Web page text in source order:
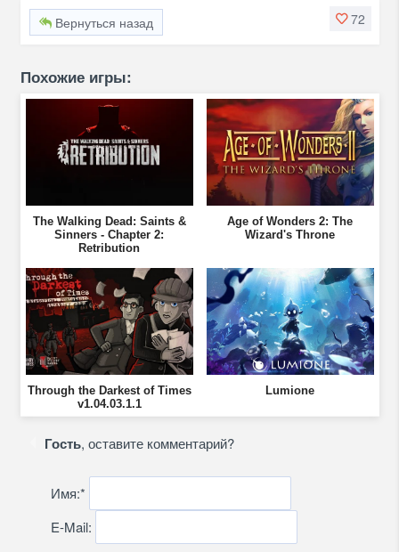
72
Вернуться назад
Похожие игры:
The Walking Dead: Saints &
Sinners - Chapter 2:
Retribution
Age of Wonders 2: The
Wizard's Throne
Through the Darkest of Times
v1.04.03.1.1
Lumione
Гость, оставите комментарий?
Имя:*
E-Mail: